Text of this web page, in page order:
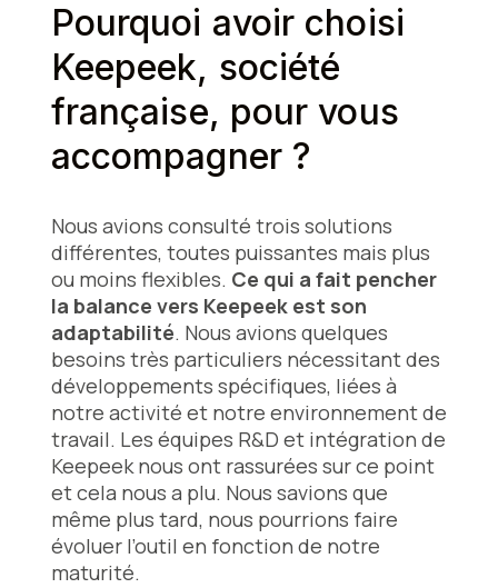
Pourquoi avoir choisi
Keepeek, société
française, pour vous
accompagner ?
Nous avions consulté trois solutions
différentes, toutes puissantes mais plus
ou moins flexibles. Ce qui a fait pencher
la balance vers Keepeek est son
adaptabilité. Nous avions quelques
besoins très particuliers nécessitant des
développements spécifiques, liées à
notre activité et notre environnement de
travail. Les équipes R&D et intégration de
Keepeek nous ont rassurées sur ce point
et cela nous a plu. Nous savions que
même plus tard, nous pourrions faire
évoluer l’outil en fonction de notre
maturité.